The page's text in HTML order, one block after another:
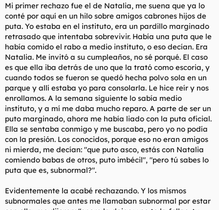
Mi primer rechazo fue el de Natalia, me suena que ya lo
conté por aquí en un hilo sobre amigos cabrones hijos de
puta. Yo estaba en el instituto, era un pardillo marginado
retrasado que intentaba sobrevivir. Había una puta que le
había comido el rabo a medio instituto, o eso decían. Era
Natalia. Me invitó a su cumpleaños, no sé porqué. El caso
es que ella iba detrás de uno que la trató como escoria, y
cuando todos se fueron se quedó hecha polvo sola en un
parque y allí estaba yo para consolarla. Le hice reír y nos
enrollamos. A la semana siguiente lo sabía medio
instituto, y a mí me daba mucho reparo. A parte de ser un
puto marginado, ahora me había liado con la puta oficial.
Ella se sentaba conmigo y me buscaba, pero yo no podía
con la presión. Los conocidos, porque eso no eran amigos
ni mierda, me decían: "que puto asco, estás con Natalia
comiendo babas de otros, puto imbécil", "pero tú sabes lo
puta que es, subnormal?".
Evidentemente la acabé rechazando. Y los mismos
subnormales que antes me llamaban subnormal por estar